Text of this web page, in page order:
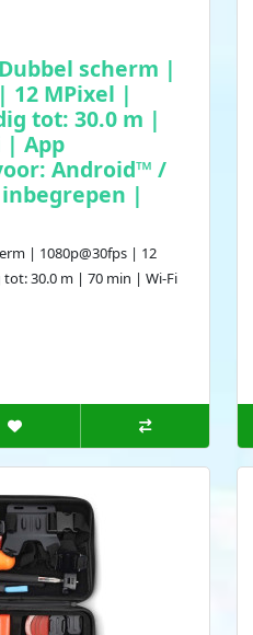
scherm |
12 MPixel |
tot: 30.0 m |
| App
Android™ /
|
| 1080p@30fps | 12
30.0 m | 70 min | Wi-Fi